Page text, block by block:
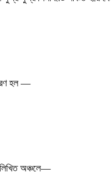
হল —
অঞ্চলে—